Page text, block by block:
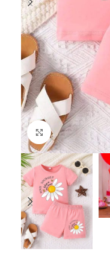
Click to enlarge